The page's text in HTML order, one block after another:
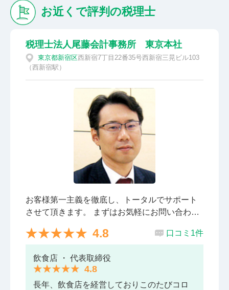
お近くで評判の税理士
税理士法人尾藤会計事務所 東京本社
東京都新宿区西新宿7丁目22番35号西新宿三晃ビル103
（西新宿駅）
お客様第一主義を徹底し、トータルでサポート
させて頂きます。 まずはお気軽にお問い合わせ
4.8 口コミ1件
飲食店 ・ 代表取締役
4.8
長年、飲食店を経営しておりこのたびコロ